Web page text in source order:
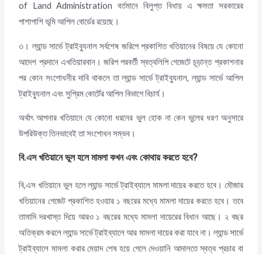
of Land Administration বর্তমানে বিলুপ্ত বিধায় এ ক্ষমতা সরকারের
পাশাপাশি ভূমি আপিল বোর্ডের রয়েছে।
৩। ল্যান্ড সার্ভে ট্রাইব্যুনাল সর্বশেষ জরিপে প্রকাশিত খতিয়ানের বিষয়ে যে কোনো
আদেশ প্রদানে এখতিয়ারবান। জরিপ পরবর্তী স্বত্বলিপি গেজেটে চূড়ান্ত প্রকাশনার
পর কোন সংশোধনীর দাবি থাকলে তা ল্যান্ড সার্ভে ট্রাইব্যুনাল, ল্যান্ড সার্ভে আপিল
ট্রাইব্যুনাল এবং সুপ্রিম কোর্টের আপিল বিভাগে বিচার্য।
অর্থাৎ আপনার খতিয়ানে যে কোনো ধরনের ভুল হোক না কেন ভুলের ধরণ অনুসারে
উপরিউক্ত তিনভাবেই তা সংশোধন সম্ভব।
বি.এস খতিয়ানে ভুল হলে মামলা কখন এবং কোথায় করতে হবে?
বি,এস খতিয়ানে ভুল হলে ল্যান্ড সার্ভে ট্রাইব্যালে মামলা দায়ের করতে হবে। মৌজার
খতিয়ানের গেজেট প্রকাশিত হওয়ার ১ বছরের মধ্যে মামলা দায়ের করতে হবে। তবে
তামাদি দরখাস্ত দিয়ে আরও ১ বছরের মধ্যে মামলা দায়েরের বিধান আছে। ২ বছর
অতিক্রম করলে ল্যান্ড সার্ভে ট্রাইব্যালে আর মামলা দায়ের করা যাবে না। ল্যান্ড সার্ভে
ট্রাইব্যালে মামলা করার মেয়াদ শেষ হয়ে গেলে দেওয়ানি আদালতে স্বত্ব প্রচার বা